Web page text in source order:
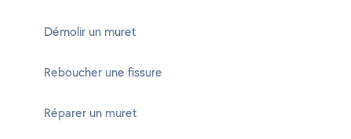
Démolir un muret
Reboucher une fissure
Réparer un muret